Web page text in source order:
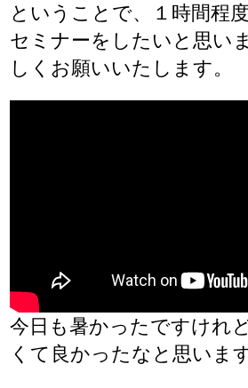
ということで、１時間程
セミナーをしたいと思い
しくお願いいたします。
今日も暑かったですけれ
くて良かったなと思います